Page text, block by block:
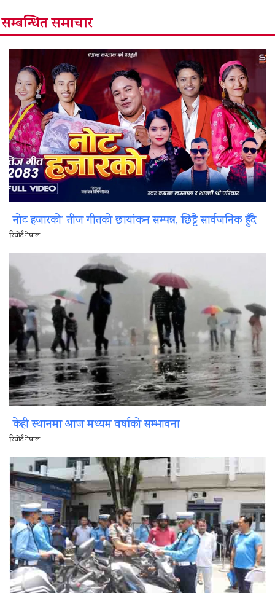
सम्बन्धित समाचार
नोट हजारको’ तीज गीतको छायांकन सम्पन्न, छिट्टै सार्वजनिक हुँदै
रिपोर्ट नेपाल
केही स्थानमा आज मध्यम वर्षाको सम्भावना
रिपोर्ट नेपाल